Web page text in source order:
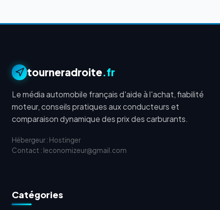
tourneradroite.fr
Le média automobile français d'aide à l'achat, fiabilité
moteur, conseils pratiques aux conducteurs et
comparaison dynamique des prix des carburants.
Hébergeur : Hostinger
Contact : leconomizeur@gmail.com
Catégories